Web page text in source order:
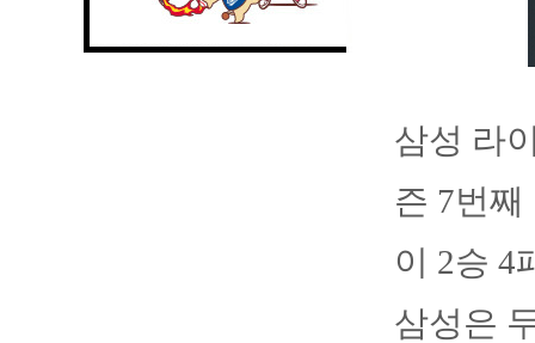
삼성 라
즌 7번
이 2승 4
삼성은